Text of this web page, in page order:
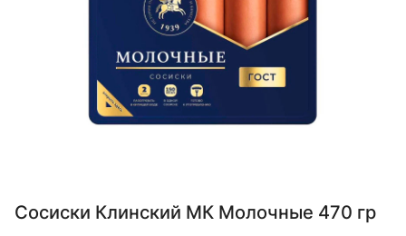
Сосиски Клинский МК Молочные 470 гр